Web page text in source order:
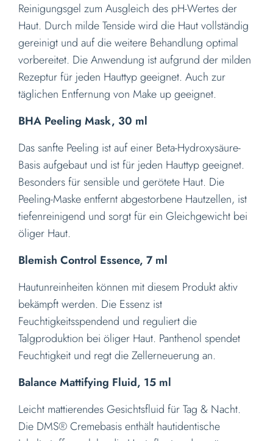
Reinigungsgel zum Ausgleich des pH-Wertes der
Haut. Durch milde Tenside wird die Haut vollständig
gereinigt und auf die weitere Behandlung optimal
vorbereitet. Die Anwendung ist aufgrund der milden
Rezeptur für jeden Hauttyp geeignet. Auch zur
täglichen Entfernung von Make up geeignet.
BHA Peeling Mask, 30 ml
Das sanfte Peeling ist auf einer Beta-Hydroxysäure-
Basis aufgebaut und ist für jeden Hauttyp geeignet.
Besonders für sensible und gerötete Haut. Die
Peeling-Maske entfernt abgestorbene Hautzellen, ist
tiefenreinigend und sorgt für ein Gleichgewicht bei
öliger Haut.
Blemish Control Essence, 7 ml
Hautunreinheiten können mit diesem Produkt aktiv
bekämpft werden. Die Essenz ist
Feuchtigkeitsspendend und reguliert die
Talgproduktion bei öliger Haut. Panthenol spendet
Feuchtigkeit und regt die Zellerneuerung an.
Balance Mattifying Fluid, 15 ml
Leicht mattierendes Gesichtsfluid für Tag & Nacht.
Die DMS® Cremebasis enthält hautidentische